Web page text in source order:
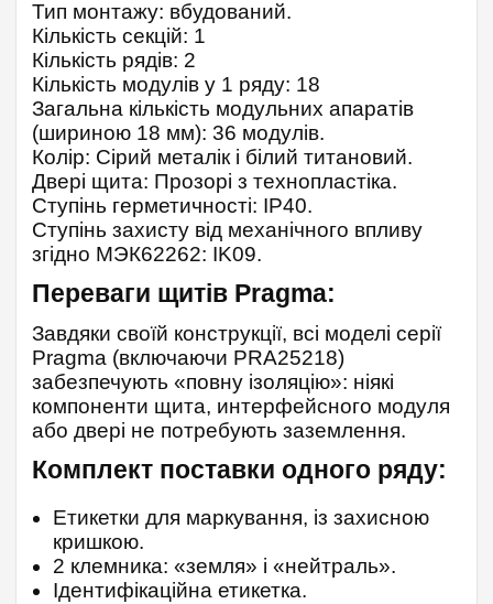
Тип монтажу: вбудований.
Кількість секцій: 1
Кількість рядів: 2
Кількість модулів у 1 ряду: 18
Загальна кількість модульних апаратів
(шириною 18 мм): 36 модулів.
Колір: Сірий металік і білий титановий.
Двері щита: Прозорі з технопластіка.
Ступінь герметичності: IP40.
Ступінь захисту від механічного впливу
згідно МЭК62262: IK09.
Переваги щитів Pragma:
Завдяки своїй конструкції, всі моделі серії
Pragma (включаючи PRA25218)
забезпечують «повну ізоляцію»: ніякі
компоненти щита, интерфейсного модуля
або двері не потребують заземлення.
Комплект поставки одного ряду:
Етикетки для маркування, із захисною
кришкою.
2 клемника: «земля» і «нейтраль».
Ідентифікаційна етикетка.